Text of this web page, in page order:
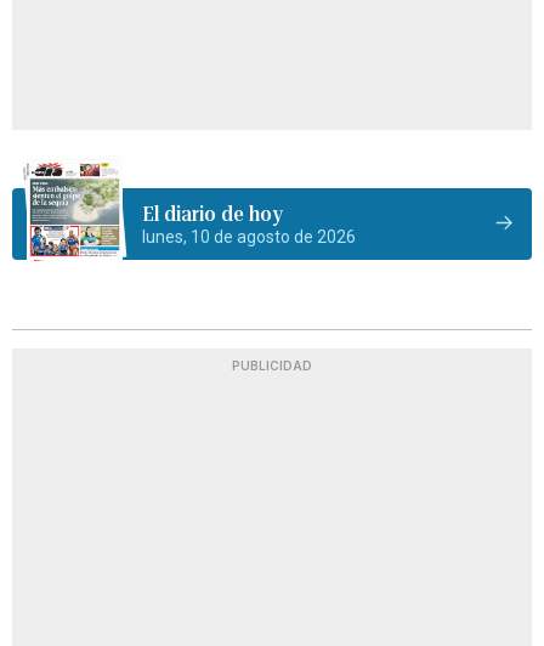
El diario de hoy
lunes, 10 de agosto de 2026
PUBLICIDAD